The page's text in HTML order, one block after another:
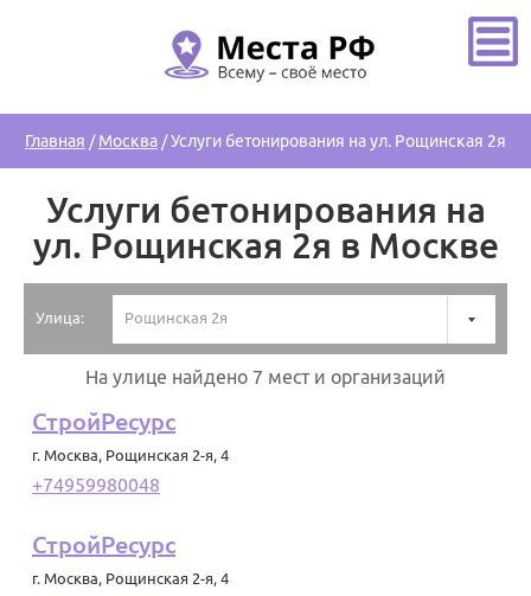
Главная / Москва /Услуги бетонирования на ул. Рощинская 2я
Услуги бетонирования на
ул. Рощинская 2я в Москве
Улица: Рощинская 2я
На улице найдено 7 мест и организаций
СтройРесурс
г. Москва, Рощинская 2-я, 4
+74959980048
СтройРесурс
г. Москва, Рощинская 2-я, 4